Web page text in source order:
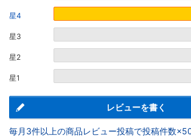
星4
星3
星2
星1
レビューを書く
毎月3件以上の商品レビュー投稿で投稿件数